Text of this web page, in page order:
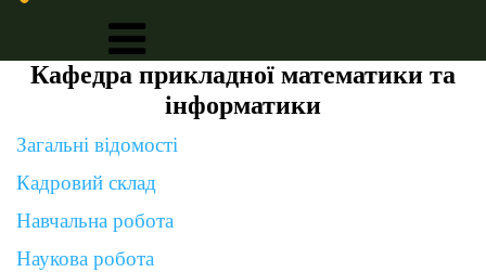
Кафедра прикладної математики та
інформатики
Загальні відомості
Кадровий склад
Навчальна робота
Наукова робота